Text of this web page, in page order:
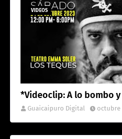
VIDEOS
*Videoclip: A lo bombo
Guaicaipuro Digital octubre